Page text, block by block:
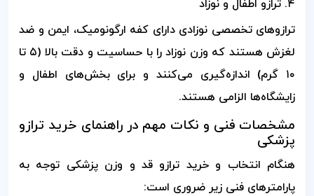
۴. ترازو اطفال و نوزاد
ترازوهای تخصصی نوزادی دارای کفه ارگونومیک، ایمن و ضد
لغزش هستند که وزن نوزاد را با حساسیت و دقت بالا (۵ تا
۱۰ گرم) اندازه‌گیری می‌کنند و برای بخش‌های اطفال و
زایشگاه‌ها الزامی هستند.
مشخصات فنی و نکات مهم در راهنمای خرید ترازو
پزشکی
هنگام انتخاب و خرید ترازو قد و وزن پزشکی توجه به
پارامترهای فنی زیر ضروری است: